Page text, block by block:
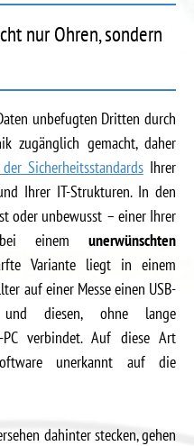
nur Ohren, sondern
unbefugten Dritten durch
zugänglich gemacht, daher
SicherheitsstandardsIhrer
Ihrer IT-Strukturen. In den
oder unbewusst – einer Ihrer
einem unerwünschten
Variante liegt in einem
auf einer Messe einen USB-
diesen, ohne lange
PC verbindet. Auf diese Art
unerkannt auf die
dahinter stecken, gehen